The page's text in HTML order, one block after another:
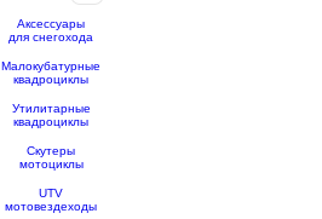
Аксессуары
для снегохода
Малокубатурные
квадроциклы
Утилитарные
квадроциклы
Скутеры
мотоциклы
UTV
мотовездеходы